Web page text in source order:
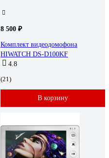
8 500 ₽
Комплект видеодомофона
HIWATCH DS-D100KF
4.8
(21)
В корзину